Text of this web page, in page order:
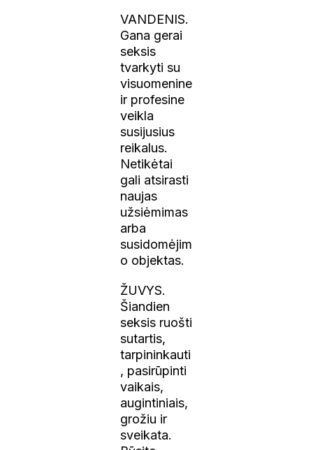
VANDENIS.
Gana gerai
seksis
tvarkyti su
visuomenine
ir profesine
veikla
susijusius
reikalus.
Netikėtai
gali atsirasti
naujas
užsiėmimas
arba
susidomėjim
o objektas.
ŽUVYS.
Šiandien
seksis ruošti
sutartis,
tarpininkauti
, pasirūpinti
vaikais,
augintiniais,
grožiu ir
sveikata.